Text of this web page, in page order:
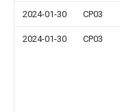
2024-01-30 CP03
2024-01-30 CP03